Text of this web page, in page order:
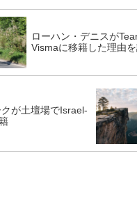
ローハン・デニスが
Vismaに移籍した理由を
が土壇場でIsrael-